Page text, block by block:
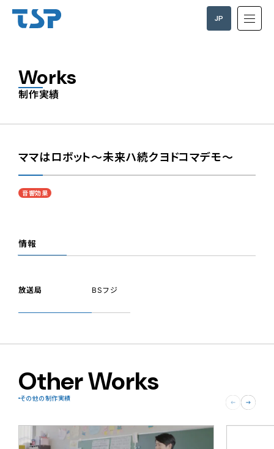
JP
Works
制作実績
ママはロボット〜未来ハ続クヨドコマデモ〜
音響効果
情報
放送局 BSフジ
Other Works
その他の制作実績